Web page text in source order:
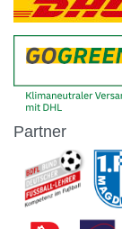
Partner